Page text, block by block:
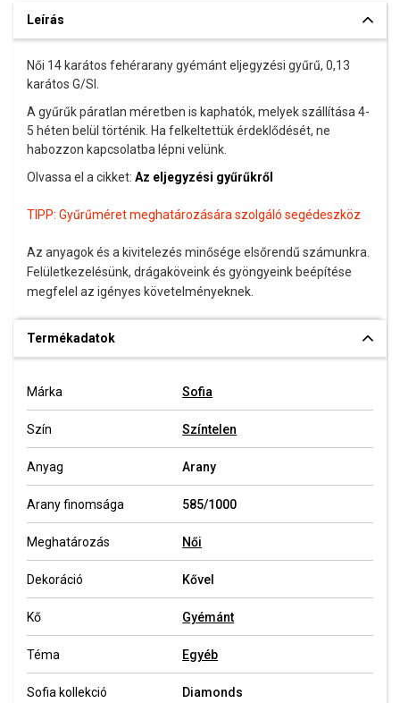
Leírás
Női 14 karátos fehérarany gyémánt eljegyzési gyűrű, 0,13
karátos G/SI.
A gyűrűk páratlan méretben is kaphatók, melyek szállítása 4-
5 héten belül történik. Ha felkeltettük érdeklődését, ne
habozzon kapcsolatba lépni velünk.
Olvassa el a cikket: Az eljegyzési gyűrűkről
TIPP: Gyűrűméret meghatározására szolgáló segédeszköz
Az anyagok és a kivitelezés minősége elsőrendű számunkra.
Felületkezelésünk, drágaköveink és gyöngyeink beépítése
megfelel az igényes követelményeknek.
Termékadatok
Márka Sofia
Szín Színtelen
Anyag Arany
Arany finomsága 585/1000
Meghatározás Női
Dekoráció Kővel
Kő Gyémánt
Téma Egyéb
Sofia kollekció Diamonds